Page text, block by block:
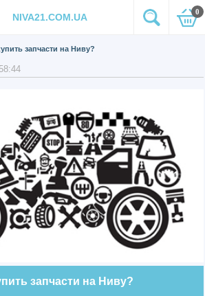
NIVA21.COM.UA 0
запчасти на Ниву?
запчасти на Ниву?